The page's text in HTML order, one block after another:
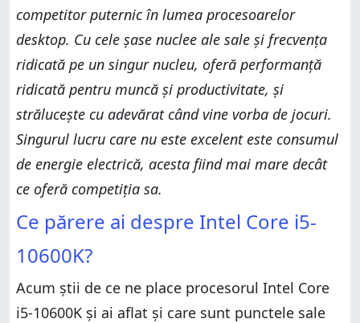
competitor puternic în lumea procesoarelor
desktop. Cu cele șase nuclee ale sale și frecvența
ridicată pe un singur nucleu, oferă performanță
ridicată pentru muncă și productivitate, și
strălucește cu adevărat când vine vorba de jocuri.
Singurul lucru care nu este excelent este consumul
de energie electrică, acesta fiind mai mare decât
ce oferă competiția sa.
Ce părere ai despre Intel Core i5-
10600K?
Acum știi de ce ne place procesorul Intel Core
i5-10600K și ai aflat și care sunt punctele sale